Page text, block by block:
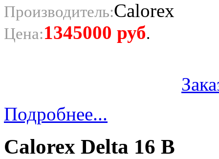
Производитель:Calorex
Цена:1345000 руб.
Подробнее...
Calorex Delta 16 B